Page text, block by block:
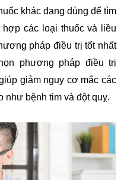
khác đang dùng để tìm
các loại thuốc và liều
pháp điều trị tốt nhất
phương pháp điều trị
giảm nguy cơ mắc các
như bệnh tim và đột quỵ.